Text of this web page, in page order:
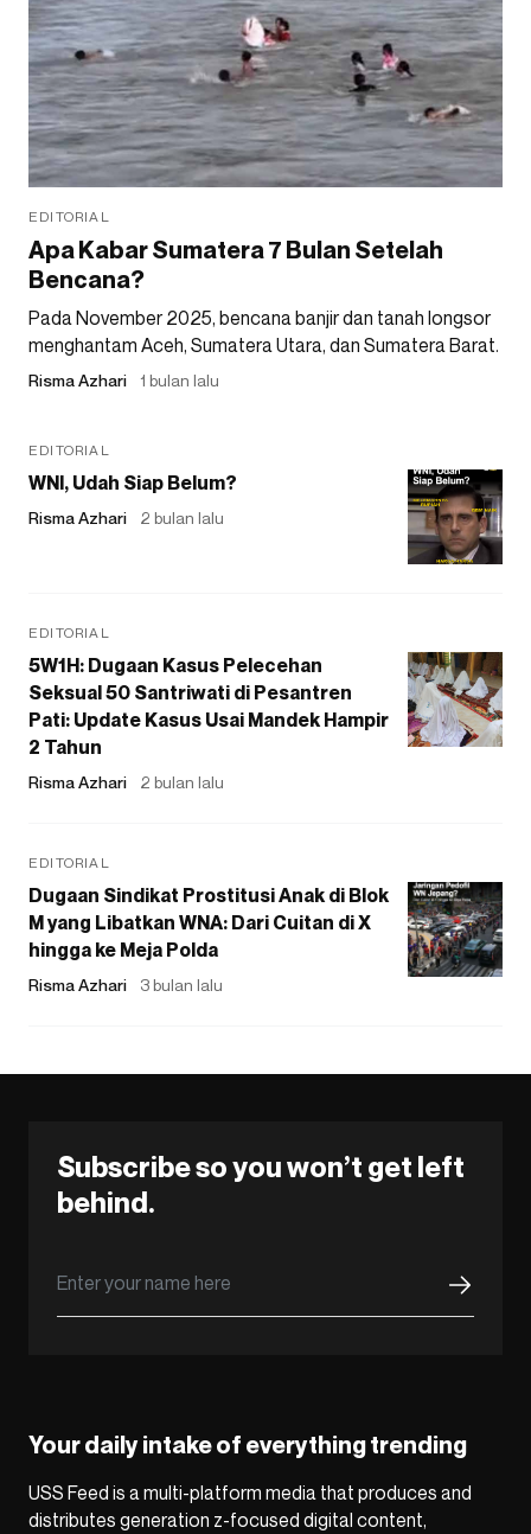
EDITORIAL
Apa Kabar Sumatera 7 Bulan Setelah
Bencana?
Pada November 2025, bencana banjir dan tanah longsor
menghantam Aceh, Sumatera Utara, dan Sumatera Barat.
Risma Azhari 1 bulan lalu
EDITORIAL
WNI, Udah Siap Belum?
Risma Azhari 2 bulan lalu
EDITORIAL
5W1H: Dugaan Kasus Pelecehan
Seksual 50 Santriwati di Pesantren
Pati: Update Kasus Usai Mandek Hampir
2 Tahun
Risma Azhari 2 bulan lalu
EDITORIAL
Dugaan Sindikat Prostitusi Anak di Blok
M yang Libatkan WNA: Dari Cuitan di X
hingga ke Meja Polda
Risma Azhari 3 bulan lalu
Subscribe so you won’t get left
behind.
Your daily intake of everything trending
USS Feed is a multi-platform media that produces and
distributes generation z-focused digital content,